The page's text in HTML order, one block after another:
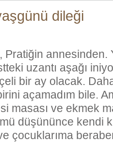
dileği
Pratiğin annesinden.
uzantı aşağı
bir ay olacak.
açamadım bile.
masası ve ekmek
düşününce kendi
çocuklarıma